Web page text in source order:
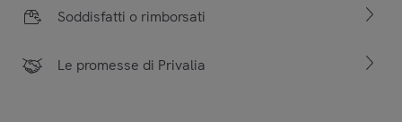
Soddisfatti o rimborsati
Le promesse di Privalia